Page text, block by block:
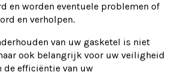
en worden eventuele problemen of
en verholpen.
van uw gasketel is niet
ook belangrijk voor uw veiligheid
de efficiëntie van uw